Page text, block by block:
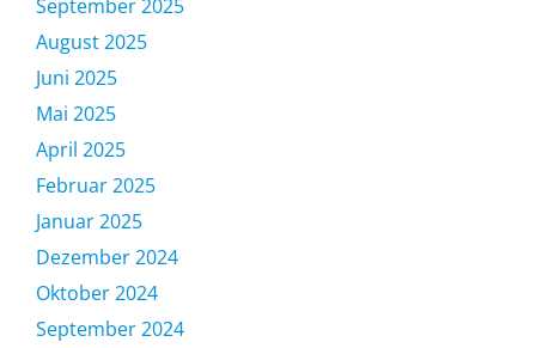
September 2025
August 2025
Juni 2025
Mai 2025
April 2025
Februar 2025
Januar 2025
Dezember 2024
Oktober 2024
September 2024